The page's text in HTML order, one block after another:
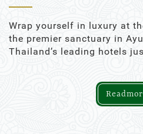
Wrap yourself in luxury at
the premier sanctuary in
Thailand’s leading hotels